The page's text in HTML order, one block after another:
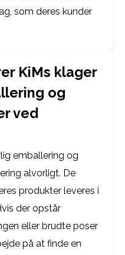
som deres kunder
KiMs klager
og
ved
emballering og
alvorligt. De
produkter leveres i
der opstår
eller brudte poser
på at finde en